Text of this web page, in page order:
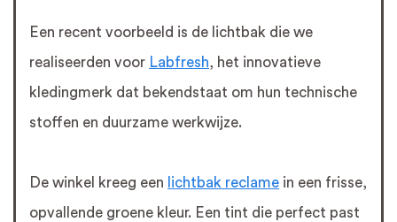
Een recent voorbeeld is de lichtbak die we
realiseerden voor Labfresh, het innovatieve
kledingmerk dat bekendstaat om hun technische
stoffen en duurzame werkwijze.
De winkel kreeg een lichtbak reclame in een frisse,
opvallende groene kleur. Een tint die perfect past